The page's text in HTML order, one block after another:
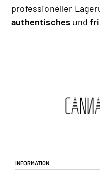
professioneller
authentisches und
Information